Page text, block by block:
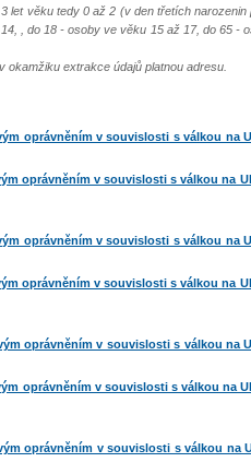
let věku tedy 0 až 2 (v den třetích
, do 18 - osoby ve věku 15 až 17, do 65 -
okamžiku extrakce údajů platnou adresu.
oprávněním v souvislosti s válkou na
oprávněním v souvislosti s válkou na
oprávněním v souvislosti s válkou na
oprávněním v souvislosti s válkou na
oprávněním v souvislosti s válkou na
oprávněním v souvislosti s válkou na
oprávněním v souvislosti s válkou na